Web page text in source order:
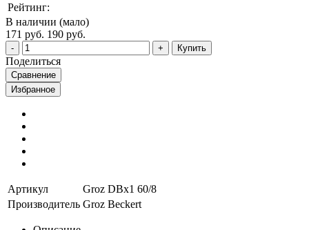
Рейтинг:
В наличии (мало)
171 руб. 190 руб.
Купить
Поделиться
Сравнение
Избранное
Артикул
Groz DBx1 60/8
Производитель Groz Beckert